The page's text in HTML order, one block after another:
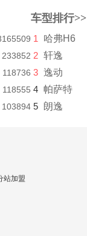
233852
118736
118555
103894
车型排行>>
1 哈弗H6
2 轩逸
3 逸动
4 帕萨特
5 朗逸
站加盟